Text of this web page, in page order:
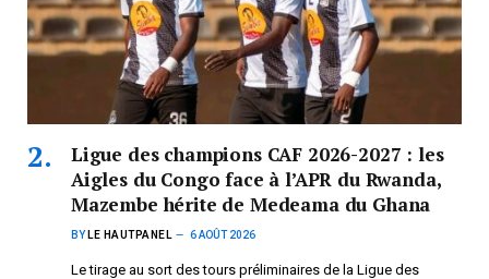
Ligue des champions CAF 2026-2027 : les
Aigles du Congo face à l’APR du Rwanda,
Mazembe hérite de Medeama du Ghana
BY LE HAUTPANEL 6 AOÛT 2026
Le tirage au sort des tours préliminaires de la Ligue des